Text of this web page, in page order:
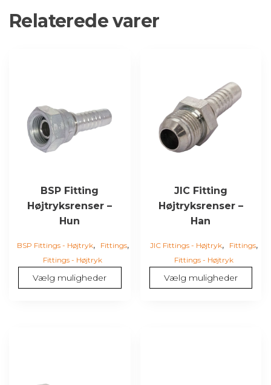
Relaterede varer
BSP Fitting
Højtryksrenser –
Hun
BSP Fittings - Højtryk, Fittings,
Fittings - Højtryk
Vælg muligheder
varianter.
Mulighederne
varesiden
JIC Fitting
Højtryksrenser –
Han
JIC Fittings - Højtryk, Fittings,
Fittings - Højtryk
Vælg muligheder
varianter.
Mulighederne
varesiden